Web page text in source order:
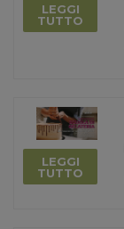
LEGGI
TUTTO
LEGGI
TUTTO